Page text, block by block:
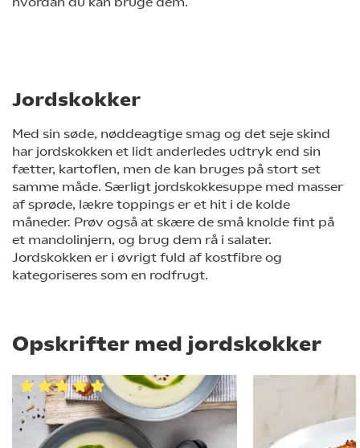
Jordskokker
Med sin søde, nøddeagtige smag og det seje skind
har jordskokken et lidt anderledes udtryk end sin
fætter, kartoflen, men de kan bruges på stort set
samme måde. Særligt jordskokkesuppe med masser
af sprøde, lækre toppings er et hit i de kolde
måneder. Prøv også at skære de små knolde fint på
et mandolinjern, og brug dem rå i salater.
Jordskokken er i øvrigt fuld af kostfibre og
kategoriseres som en rodfrugt.
Opskrifter med jordskokker